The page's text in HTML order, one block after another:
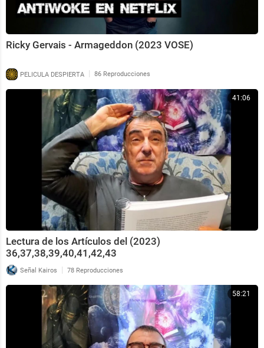
Ricky Gervais - Armageddon (2023 VOSE)
PELICULA DESPIERTA | 86 Reproducciones
41:06
Lectura de los Artículos del (2023)
36,37,38,39,40,41,42,43
Señal Kairos | 78 Reproducciones
58:21